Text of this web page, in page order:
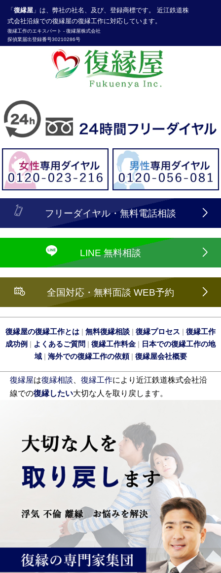
「 復縁屋 」は、弊社の社名、及び、登録商標です。 近江鉄道株
式会社沿線での復縁屋の復縁工作に対応しています。
復縁工作のエキスパート - 復縁屋株式会社
探偵業届出登録番号30210286号
フリーダイヤル・無料電話相談
LINE 無料相談
全国対応・無料面談 WEB予約
復縁屋の復縁工作とは | 無料復縁相談 | 復縁プロセス | 復縁工作
成功例 | よくあるご質問 | 復縁工作料金 | 日本での復縁工作の地
域| 海外での復縁工作の依頼| 復縁屋会社概要
復縁屋は復縁相談 復縁工作により近江鉄道株式会社沿
線での復縁したい大切な人を取り戻します。